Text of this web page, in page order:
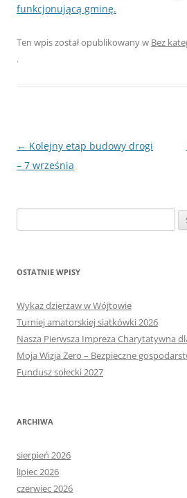
funkcjonującą gminę.
Ten wpis został opublikowany w Bez
.
Nawigacja
wpisu
← Kolejny etap budowy drogi
– 7 września
OSTATNIE WPISY
Wykaz dzierżaw w Wójtowie
Turniej amatorskiej siatkówki 2026
Nasza Pierwsza Impreza Charytatywna
Moja Wizja Zero – Bezpieczne
Fundusz sołecki 2027
ARCHIWA
sierpień 2026
lipiec 2026
czerwiec 2026